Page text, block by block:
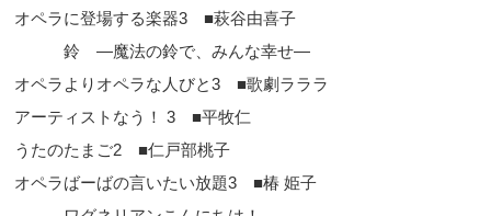
オペラに登場する楽器3 ■萩谷由喜子
鈴 ―魔法の鈴で、みんな幸せ―
オペラよりオペラな人びと3 ■歌劇ラララ
アーティストなう！ 3 ■平牧仁
うたのたまご2 ■仁戸部桃子
オペラばーばの言いたい放題3 ■椿 姫子